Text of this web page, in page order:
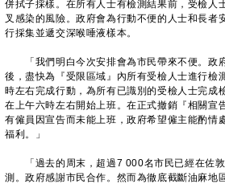
併拭子採樣。在所有人士有檢測結果前，受檢人
叉感染的風險。政府會為行動不便的人士和長者
行採集並遞交深喉唾液樣本。
「我們明白今次安排會為市民帶來不便。政
後，盡快為『受限區域』內所有受檢人士進行檢
時左右完成行動，為所有已識別的受檢人士完成
在上午六時左右開始上班。在正式撤銷『相關宣
有僱員因宣告而未能上班，政府希望僱主能酌情
福利。」
「過去的周末，超過7 000名市民已經在佐敦
測。政府感謝市民合作。然而為徹底截斷油麻地